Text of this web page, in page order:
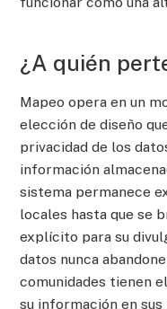
¿A quién
Mapeo opera en un
elección de diseño
privacidad de los
información
sistema permanece
locales hasta que se
explícito para su
datos nunca
comunidades tienen
su información en